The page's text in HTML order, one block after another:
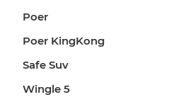
Poer
Poer KingKong
Safe Suv
Wingle 5